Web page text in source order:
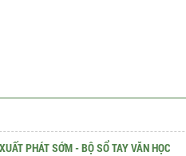
PHÁT SỚM - BỘ SỔ TAY VĂN HỌC